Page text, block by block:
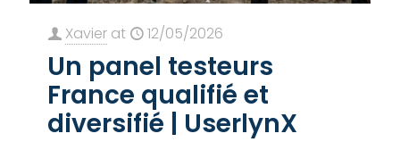
Xavier at 12/05/2026
Un panel testeurs
France qualifié et
diversifié | UserlynX